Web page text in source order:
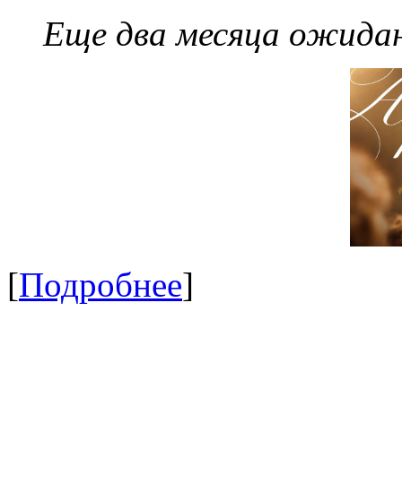
Еще два месяца
[Подробнее]